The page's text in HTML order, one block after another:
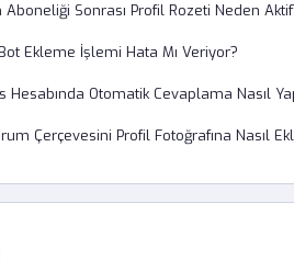
Sonrası Profil Rozeti Neden
Ekleme İşlemi Hata Mı Veriyor?
Otomatik Cevaplama Nasıl
Çerçevesini Profil Fotoğrafına Nasıl